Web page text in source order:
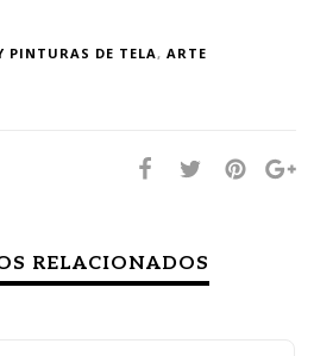
PINTURAS DE TELA, ARTE
RELACIONADOS